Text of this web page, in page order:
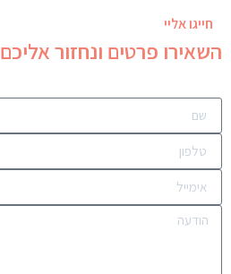
חייגו אליי
השאירו פרטים ונחזור אליכם